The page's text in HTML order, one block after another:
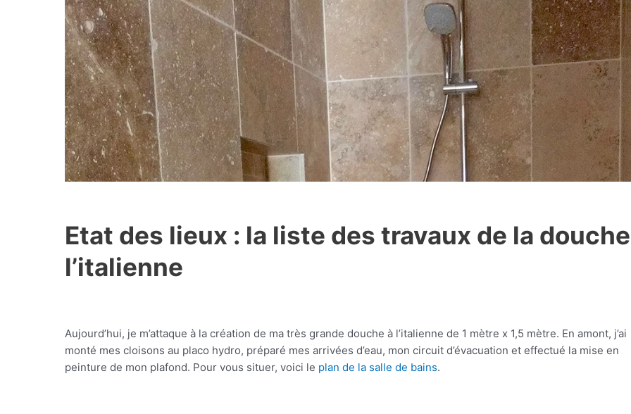
Etat des lieux : la liste des travaux de la
l’italienne
Aujourd’hui, je m’attaque à la création de ma très grande douche à l’italienne de 1 mètre x 1,5 mètre. En amont, j’ai
monté mes cloisons au placo hydro, préparé mes arrivées d’eau, mon circuit d’évacuation et effectué la mise en
peinture de mon plafond. Pour vous situer, voici le plan de la salle de bains.